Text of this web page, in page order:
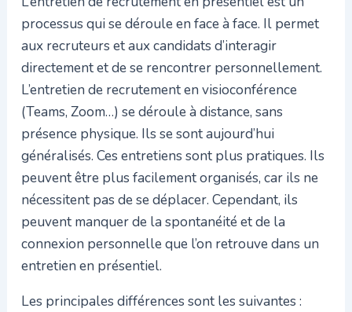
processus qui se déroule en face à face. Il permet
aux recruteurs et aux candidats d’interagir
directement et de se rencontrer personnellement.
L’entretien de recrutement en visioconférence
(Teams, Zoom…) se déroule à distance, sans
présence physique. Ils se sont aujourd’hui
généralisés. Ces entretiens sont plus pratiques. Ils
peuvent être plus facilement organisés, car ils ne
nécessitent pas de se déplacer. Cependant, ils
peuvent manquer de la spontanéité et de la
connexion personnelle que l’on retrouve dans un
entretien en présentiel.
Les principales différences sont les suivantes :